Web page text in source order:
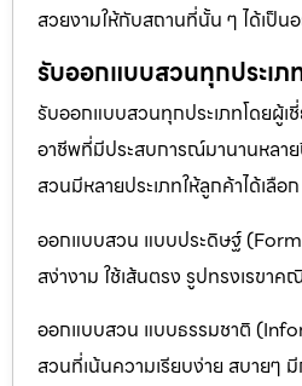
สวยงามให้กับสถานที่นั้น ๆ ได้เป็น
รับออกแบบสวนทุกประเภ
รับออกแบบสวนทุกประเภทโดยผู้
อาชีพที่มีประสบการณ์มานานหลา
สวนมีหลายประเภทให้ลูกค้าได้เลือ
ออกแบบสวน แบบประดิษฐ์
สง่างาม ใช้เส้นตรง รูปทรงเรขาค
ออกแบบสวน แบบธรรมชาติ
สวนที่เน้นความเรียบง่าย สบายๆ